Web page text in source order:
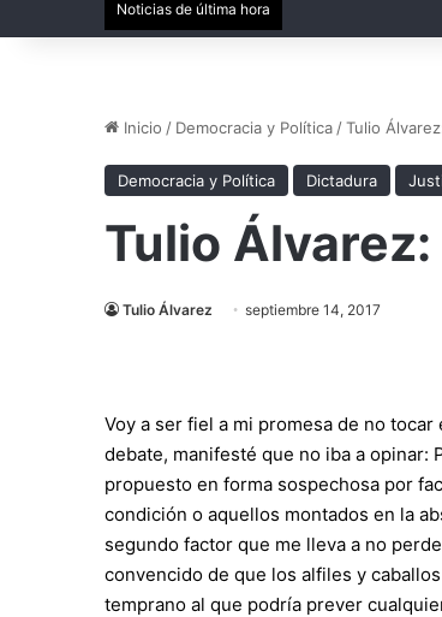
Noticias de última hora
Inicio / Democracia y Política /Tulio
Democracia y Política Dictadura
Tulio
Tulio Álvarez septiembre 14, 2017
Voy a ser fiel a mi promesa de no
debate, manifesté que no iba a opinar:
propuesto en forma sospechosa por
condición o aquellos montados en la
segundo factor que me lleva a no
convencido de que los alfiles y
temprano al que podría prever